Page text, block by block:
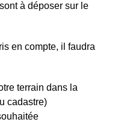
à déposer sur le
en compte, il faudra
terrain dans la
cadastre)